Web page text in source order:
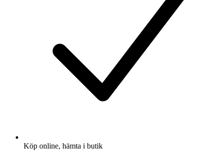
Köp online, hämta i butik